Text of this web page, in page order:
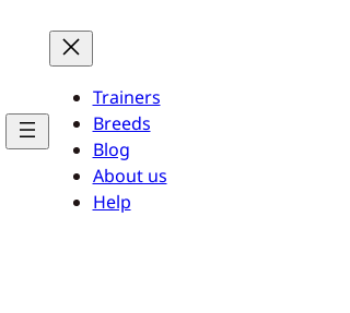
Trainers
Breeds
Blog
About us
Help